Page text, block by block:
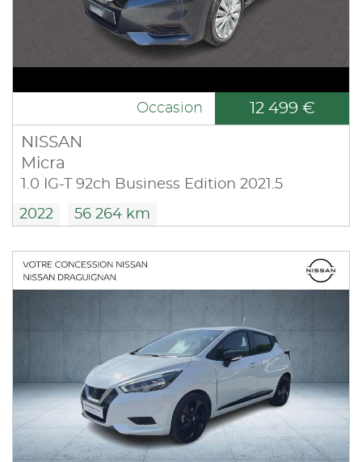
Occasion 12 499 €
NISSAN
Micra
1.0 IG-T 92ch Business Edition 2021.5
2022 56 264 km